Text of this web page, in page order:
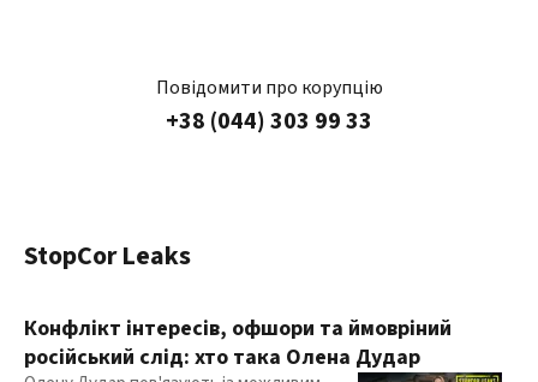
Повідомити про корупцію
+38 (044) 303 99 33
StopCor Leaks
Конфлікт інтересів, офшори та ймовріний
російський слід: хто така Олена Дудар